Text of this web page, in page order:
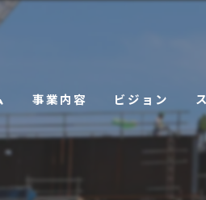
事業内容 ビジョン